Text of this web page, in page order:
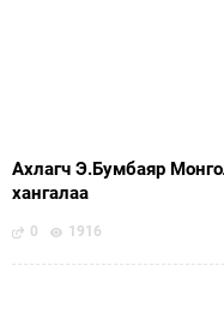
Ахлагч Э.Бумбаяр
хангалаа
0 1916